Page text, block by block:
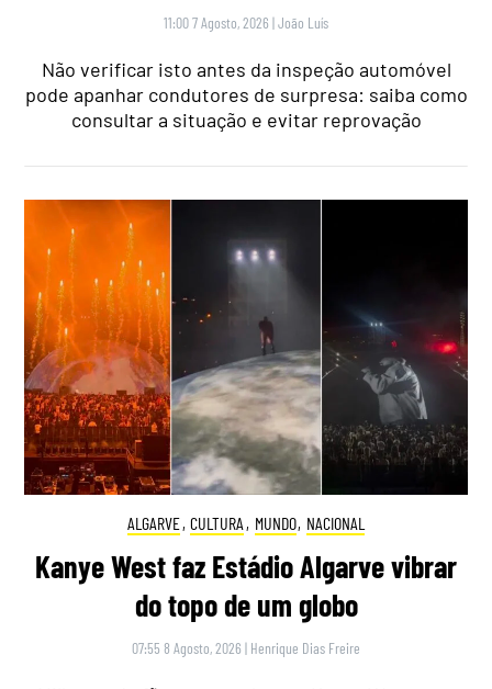
11:00 7 Agosto, 2026 |João Luís
Não verificar isto antes da inspeção automóvel
pode apanhar condutores de surpresa: saiba como
consultar a situação e evitar reprovação
ALGARVE, CULTURA , MUNDO, NACIONAL
Kanye West faz Estádio Algarve vibrar
do topo de um globo
07:55 8 Agosto, 2026 | Henrique Dias Freire